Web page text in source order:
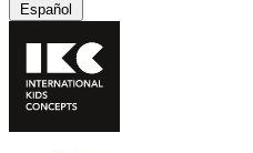
Español